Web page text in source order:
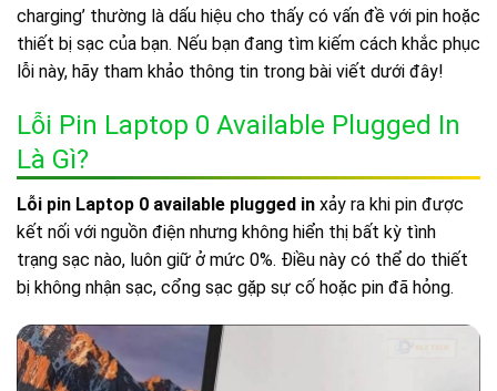
charging’ thường là dấu hiệu cho thấy có vấn đề với pin hoặc
thiết bị sạc của bạn. Nếu bạn đang tìm kiếm cách khắc phục
lỗi này, hãy tham khảo thông tin trong bài viết dưới đây!
Lỗi Pin Laptop 0 Available Plugged In
Là Gì?
Lỗi pin Laptop 0 available plugged in xảy ra khi pin được
kết nối với nguồn điện nhưng không hiển thị bất kỳ tình
trạng sạc nào, luôn giữ ở mức 0%. Điều này có thể do thiết
bị không nhận sạc, cổng sạc gặp sự cố hoặc pin đã hỏng.